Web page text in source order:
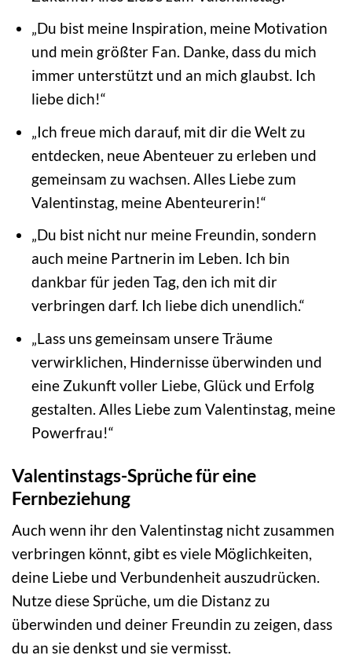
„Du bist meine Inspiration, meine Motivation
und mein größter Fan. Danke, dass du mich
immer unterstützt und an mich glaubst. Ich
liebe dich!“
„Ich freue mich darauf, mit dir die Welt zu
entdecken, neue Abenteuer zu erleben und
gemeinsam zu wachsen. Alles Liebe zum
Valentinstag, meine Abenteurerin!“
„Du bist nicht nur meine Freundin, sondern
auch meine Partnerin im Leben. Ich bin
dankbar für jeden Tag, den ich mit dir
verbringen darf. Ich liebe dich unendlich.“
„Lass uns gemeinsam unsere Träume
verwirklichen, Hindernisse überwinden und
eine Zukunft voller Liebe, Glück und Erfolg
gestalten. Alles Liebe zum Valentinstag, meine
Powerfrau!“
Valentinstags-Sprüche für eine
Fernbeziehung
Auch wenn ihr den Valentinstag nicht zusammen
verbringen könnt, gibt es viele Möglichkeiten,
deine Liebe und Verbundenheit auszudrücken.
Nutze diese Sprüche, um die Distanz zu
überwinden und deiner Freundin zu zeigen, dass
du an sie denkst und sie vermisst.